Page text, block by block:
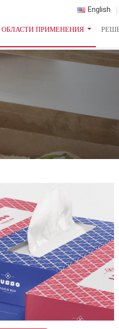
English
ОБЛАСТИ ПРИМЕНЕНИЯ